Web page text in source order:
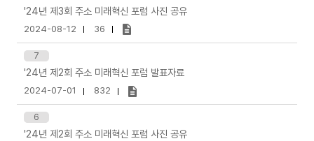
'24년 제3회 주소 미래혁신 포럼 사진 공유
2024-08-12 36
7
'24년 제2회 주소 미래혁신 포럼 발표자료
2024-07-01 832
6
'24년 제2회 주소 미래혁신 포럼 사진 공유